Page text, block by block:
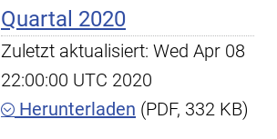
Quartal 2020
Zuletzt aktualisiert: Wed Apr 08
22:00:00 UTC 2020
Herunterladen (PDF, 332 KB)